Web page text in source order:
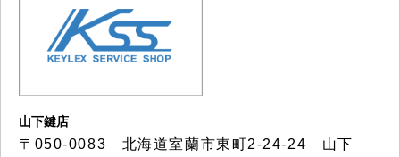
山下鍵店
〒050-0083 北海道室蘭市東町2-24-24 山下